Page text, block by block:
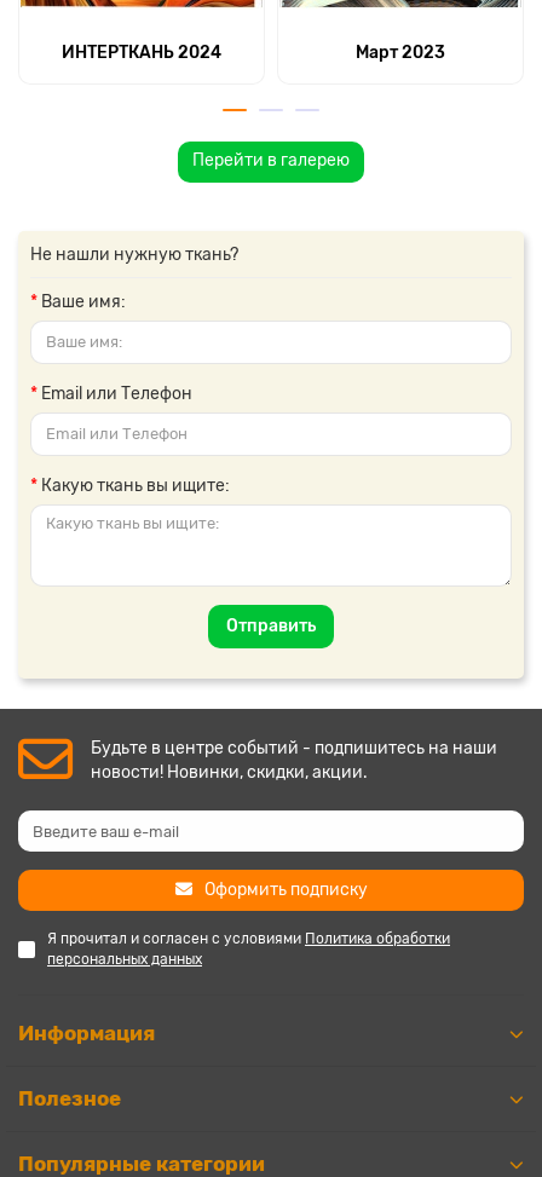
ИНТЕРТКАНЬ 2024 Март 2023
Перейти в галерею
Не нашли нужную ткань?
Ваше имя:
Email или Телефон
Какую ткань вы ищите:
Отправить
Будьте в центре событий - подпишитесь на наши
новости! Новинки, скидки, акции.
Оформить подписку
Я прочитал и согласен с условиями Политика обработки
персональных данных
Информация
Полезное
Популярные категории